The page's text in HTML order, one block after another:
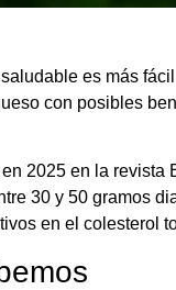
es más
con posibles
2025 en la
30 y 50 gramos
en el colesterol